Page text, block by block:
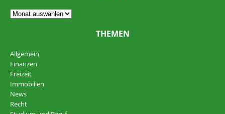
THEMEN
Allgemein
Finanzen
Freizeit
Immobilien
News
Recht